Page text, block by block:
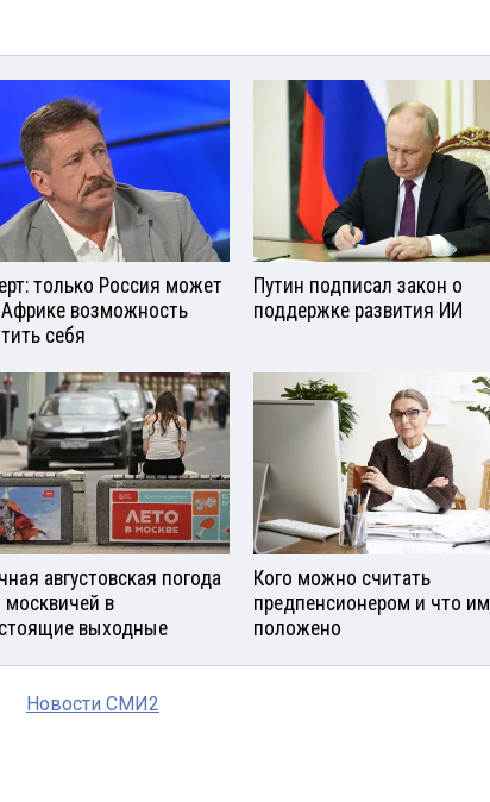
только Россия может
возможность
себя
Путин подписал закон о
поддержке развития ИИ
августовская погода
в
выходные
Кого можно считать
предпенсионером и что им
положено
Новости СМИ2